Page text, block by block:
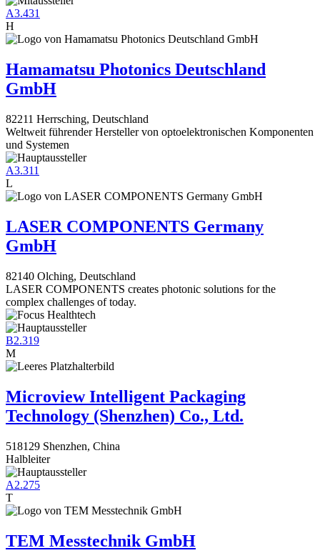
A3.431
H
Hamamatsu Photonics Deutschland
GmbH
82211 Herrsching, Deutschland
Weltweit führender Hersteller von optoelektronischen Komponenten
und Systemen
A3.311
L
LASER COMPONENTS Germany
GmbH
82140 Olching, Deutschland
LASER COMPONENTS creates photonic solutions for the
complex challenges of today.
B2.319
M
Microview Intelligent Packaging
Technology (Shenzhen) Co., Ltd.
518129 Shenzhen, China
Halbleiter
A2.275
T
TEM Messtechnik GmbH